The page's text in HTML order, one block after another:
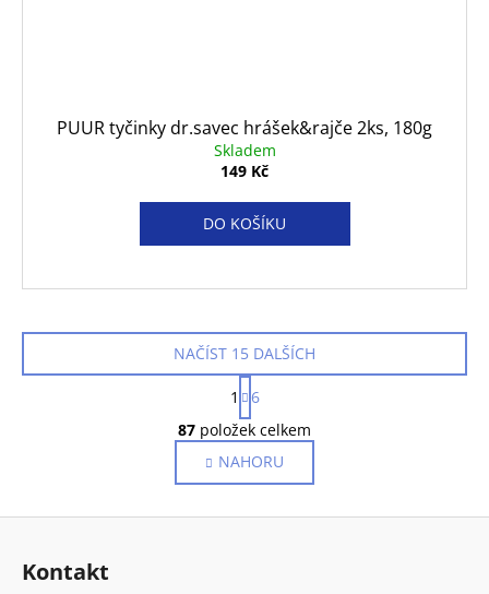
PUUR tyčinky dr.savec hrášek&rajče 2ks, 180g
Skladem
149 Kč
DO KOŠÍKU
O
v
l
á
d
NAČÍST 15 DALŠÍCH
S
t
r
á
n
k
1
6
87 položek celkem
NAHORU
Z
Kontakt